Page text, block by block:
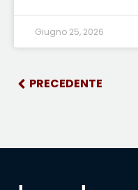
Giugno 25, 2026
PRECEDENTE